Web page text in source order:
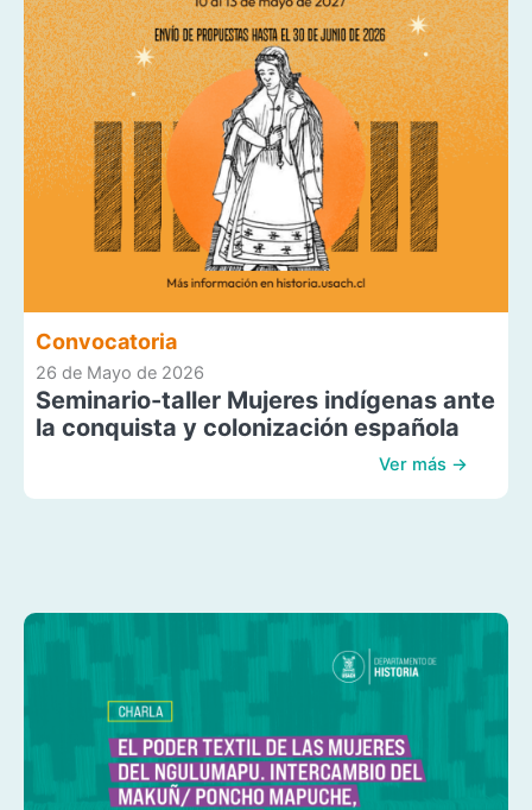
Convocatoria
26 de Mayo de 2026
Seminario-taller Mujeres indígenas ante
la conquista y colonización española
Ver más →